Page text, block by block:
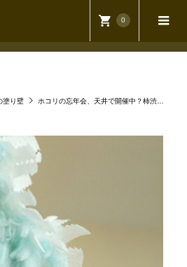
0
塗り壁 ホコリの忘年会、天井で開催中？柿渋の塗り壁でさようなら